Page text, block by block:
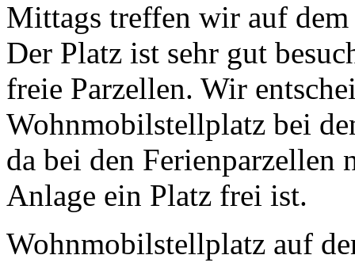
Mittags treffen wir auf
Der Platz ist sehr gut
freie Parzellen. Wir
Wohnmobilstellplatz bei
da bei den Ferienparzellen
Anlage ein Platz frei ist.
Wohnmobilstellplatz auf